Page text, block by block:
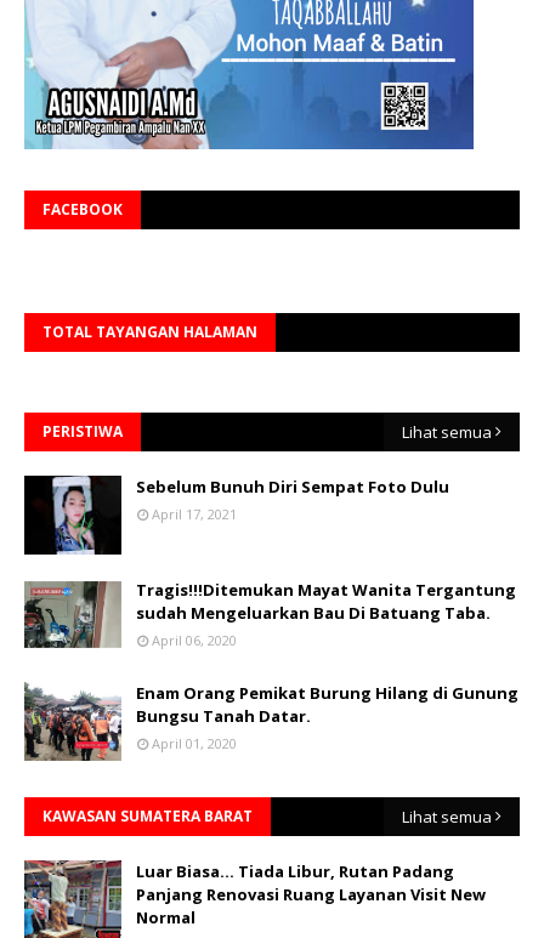
FACEBOOK
TOTAL TAYANGAN HALAMAN
PERISTIWA Lihat semua
Sebelum Bunuh Diri Sempat Foto Dulu
April 17, 2021
Tragis!!!Ditemukan Mayat Wanita Tergantung
sudah Mengeluarkan Bau Di Batuang Taba.
April 06, 2020
Enam Orang Pemikat Burung Hilang di Gunung
Bungsu Tanah Datar.
April 01, 2020
KAWASAN SUMATERA BARAT Lihat semua
Luar Biasa... Tiada Libur, Rutan Padang
Panjang Renovasi Ruang Layanan Visit New
Normal